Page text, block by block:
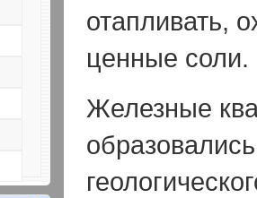
отапливать,
ценные соли.
Железные